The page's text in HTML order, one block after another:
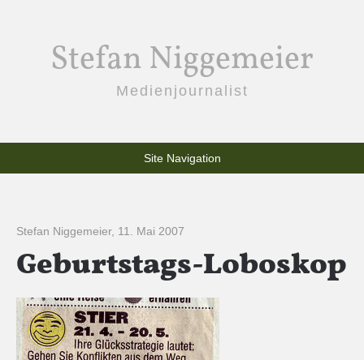
Stefan Niggemeier
Medienjournalist
Site Navigation
Stefan Niggemeier, 11. Mai 2007
Geburtstags-Loboskop